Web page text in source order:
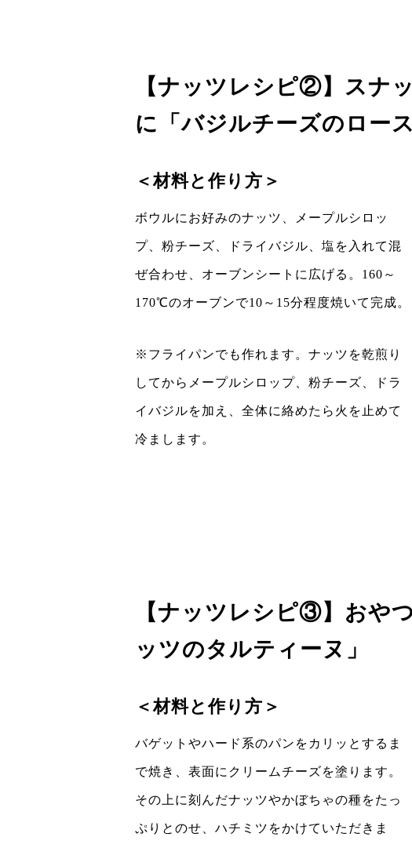
【ナッツレシピ②】スナ
に「バジルチーズのロー
＜材料と作り方＞
ボウルにお好みのナッツ、メープルシロッ
プ、粉チーズ、ドライバジル、塩を入れて混
ぜ合わせ、オーブンシートに広げる。160～
170℃のオーブンで10～15分程度焼いて完成。
※フライパンでも作れます。ナッツを乾煎り
してからメープルシロップ、粉チーズ、ドラ
イバジルを加え、全体に絡めたら火を止めて
冷まします。
【ナッツレシピ③】おや
ッツのタルティーヌ」
＜材料と作り方＞
バゲットやハード系のパンをカリッとするま
で焼き、表面にクリームチーズを塗ります。
その上に刻んだナッツやかぼちゃの種をたっ
ぷりとのせ、ハチミツをかけていただきま